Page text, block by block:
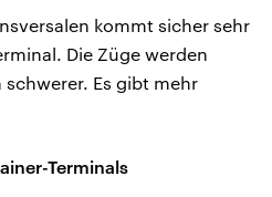
kommt sicher sehr
Die Züge werden
schwerer. Es gibt mehr
Terminals